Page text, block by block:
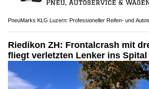
PneuMarks KLG Luzern: Professioneller Reifen- und
Riedikon ZH: Frontalcrash mit
fliegt verletzten Lenker ins Spital